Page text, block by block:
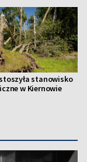
stanowisko
w Kiernowie